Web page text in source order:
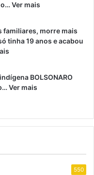
Ver mais
familiares, morre mais
tinha 19 anos e acabou
BOLSONARO
Ver mais
550